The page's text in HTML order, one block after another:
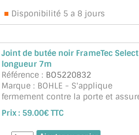
Disponibilité 5 a 8 jours
Joint de butée noir FrameTec
longueur 7m
Référence : BO5220832
Marque : BOHLE - S'applique
fermement contre la porte et
une protection contre le bruit et
courants d'air. pour verre 8mm -
mm. 1 rouleau de 7m
Prix : 59.00€ TTC